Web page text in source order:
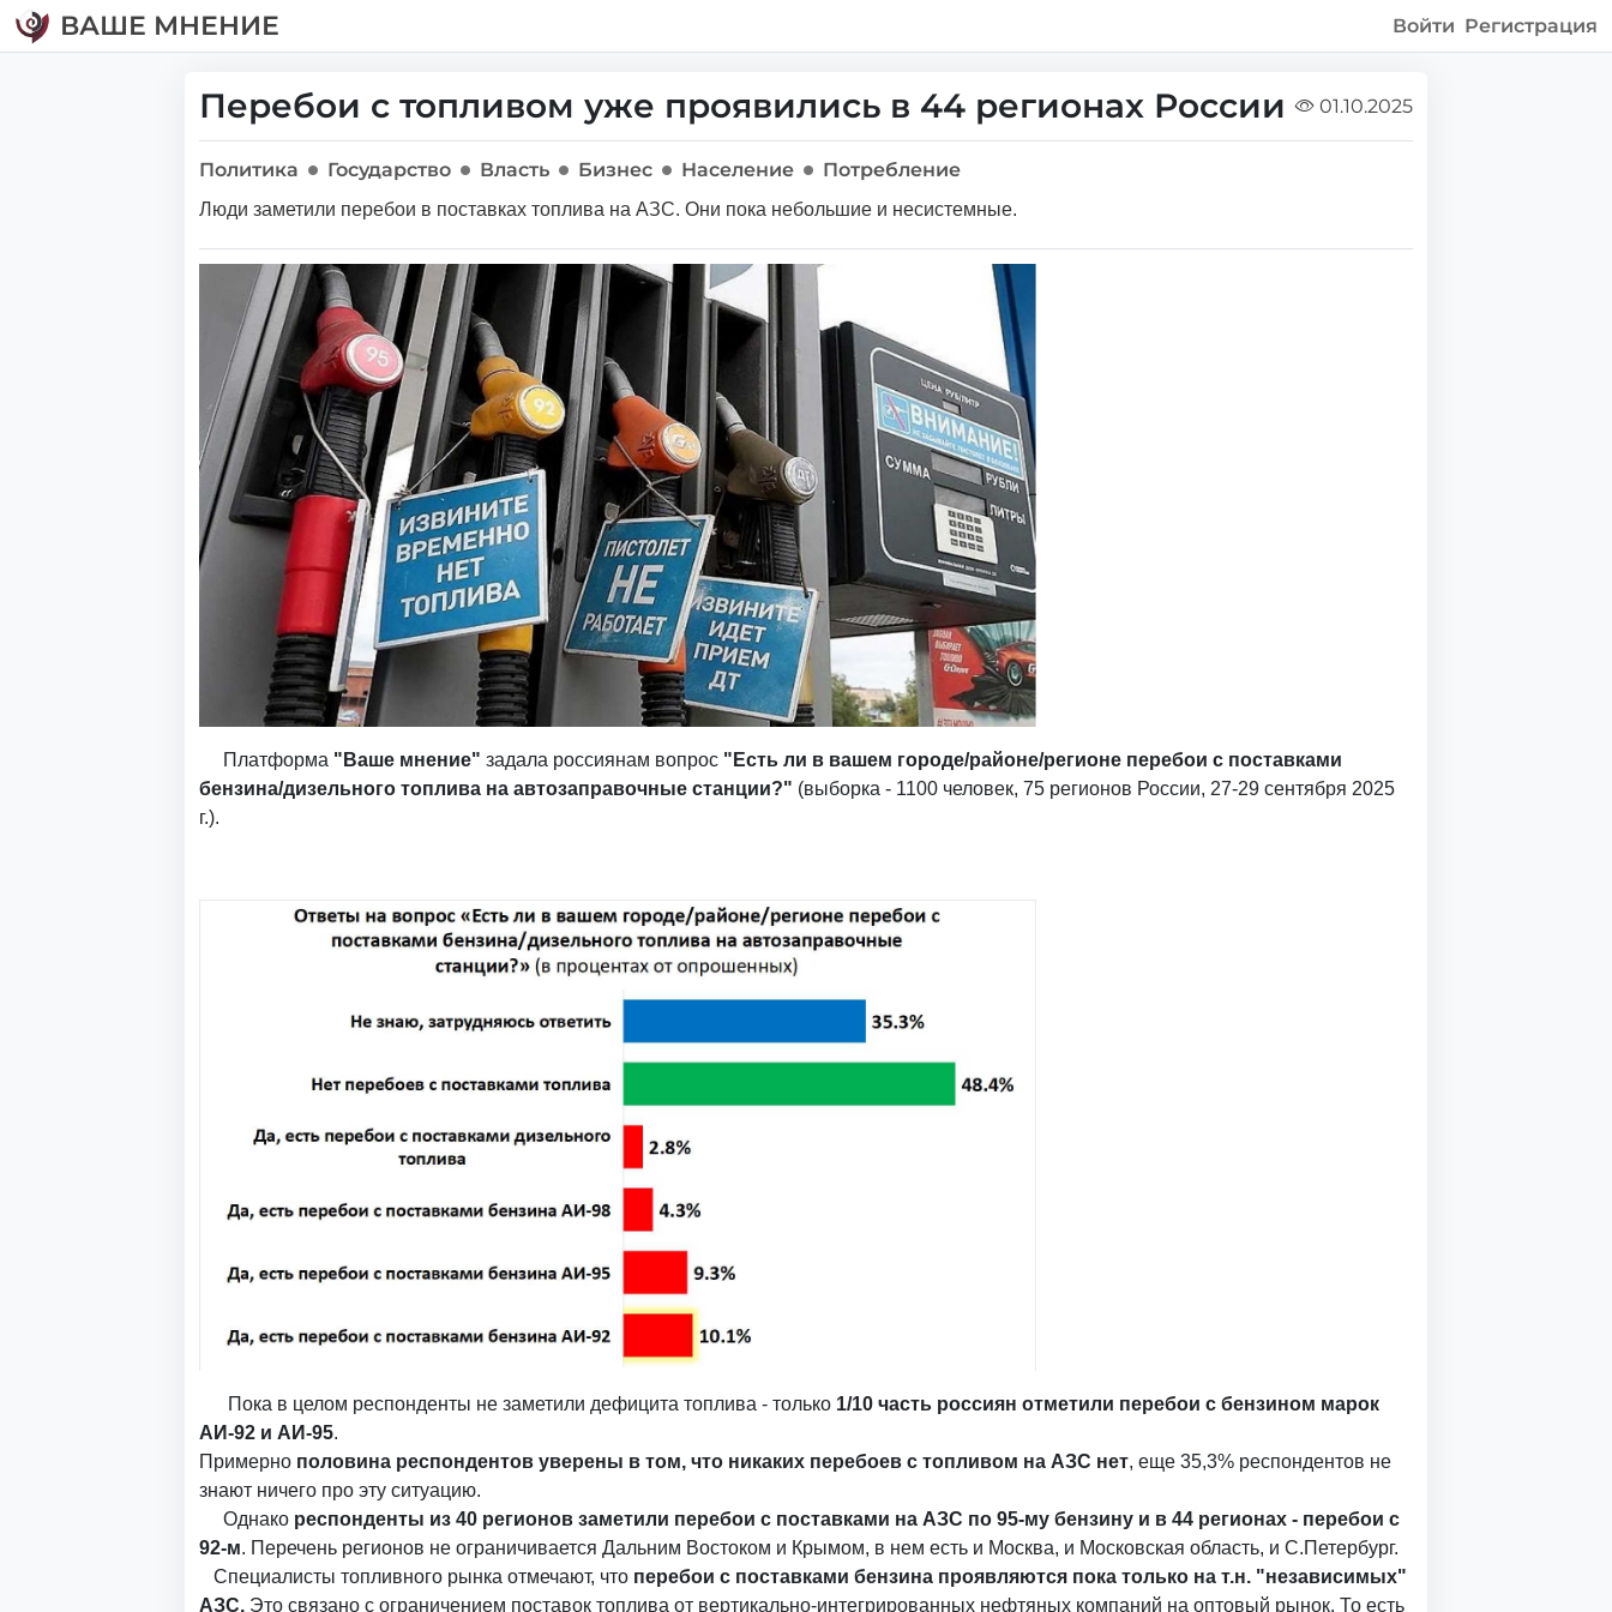
ВАШЕ МНЕНИЕ Войти Регистрация
Перебои с топливом уже проявились в 44 регионах России 01.10.2025
Политика Государство Власть Бизнес Население Потребление
Люди заметили перебои в поставках топлива на АЗС. Они пока небольшие и несистемные.
Платформа "Ваше мнение" задала россиянам вопрос " Есть ли в вашем городе/районе/регионе перебои с поставками
бензина/дизельного топлива на автозаправочные станции?" (выборка - 1100 человек, 75 регионов России, 27-29 сентября 2025
г.).
Пока в целом респонденты не заметили дефицита топлива - только 1/10 часть россиян отметили перебои с бензином марок
АИ-92 и АИ-95.
Примерно половина респондентов уверены в том, что никаких перебоев с топливом на АЗС нет, еще 35,3% респондентов не
знают ничего про эту ситуацию.
Однако респонденты из 40 регионов заметили перебои с поставками на АЗС по 95-му бензину и в 44 регионах - перебои с
92-м. Перечень регионов не ограничивается Дальним Востоком и Крымом, в нем есть и Москва, и Московская область, и С.Петербург.
Специалисты топливного рынка отмечают, что перебои с поставками бензина проявляются пока только на т.н. "независимых"
АЗС. Это связано с ограничением поставок топлива от вертикально-интегрированных нефтяных компаний на оптовый рынок. То есть